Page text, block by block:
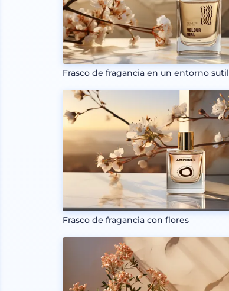
Frasco de fragancia en un entorno sutil
Frasco de fragancia con flores